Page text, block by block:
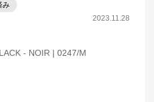
み
2023.11.28
- NOIR | 0247/M